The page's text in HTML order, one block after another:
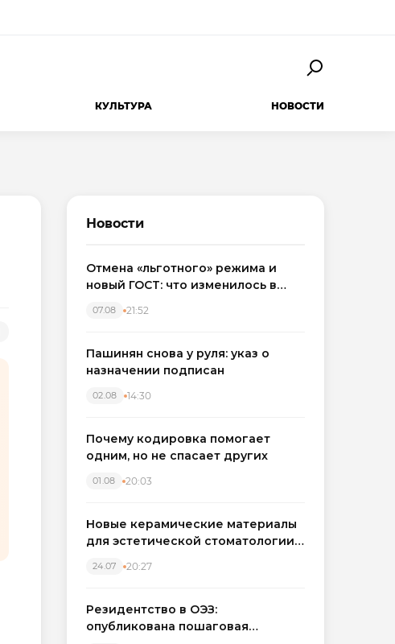
КУЛЬТУРА НОВОСТИ
Новости
Отмена «льготного» режима и
новый ГОСТ: что изменилось в
07.08 21:52
Пашинян снова у руля: указ о
назначении подписан
02.08 14:30
Почему кодировка помогает
одним, но не спасает других
01.08 20:03
Новые керамические материалы
для эстетической стоматологии
24.07 20:27
Резидентство в ОЭЗ:
опубликована пошаговая